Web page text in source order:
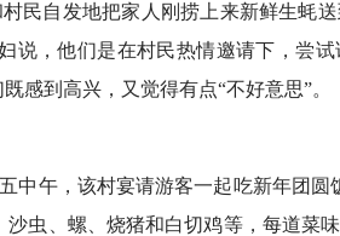
自发地把家人刚捞上来新鲜生蚝送
说，他们是在村民热情邀请下，尝
感到高兴，又觉得有点“不好意思”。
午，该村宴请游客一起吃新年团圆
虫、螺、烧猪和白切鸡等，每道菜